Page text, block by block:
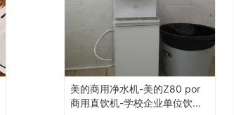
美的商用净水机-美的Z80 por
商用直饮机-学校企业单位饮水